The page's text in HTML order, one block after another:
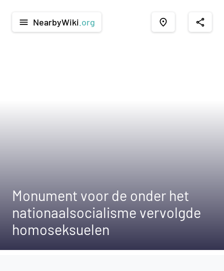
menu NearbyWiki .org place share
Monument voor de onder het
nationaalsocialisme vervolgde
homoseksuelen